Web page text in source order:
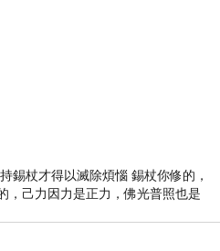
錫杖才得以滅除煩惱 錫杖你修的，
，己力因力是正力，佛光普照也是